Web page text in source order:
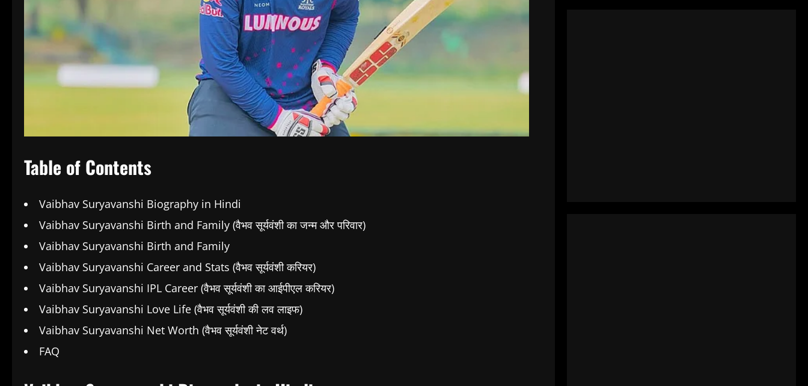
Table of Contents
Vaibhav Suryavanshi Biography in Hindi
Vaibhav Suryavanshi Birth and Family (वैभव सूर्यवंशी का जन्म और परिवार)
Vaibhav Suryavanshi Birth and Family
Vaibhav Suryavanshi Career and Stats (वैभव सूर्यवंशी करियर)
Vaibhav Suryavanshi IPL Career (वैभव सूर्यवंशी का आईपीएल करियर)
Vaibhav Suryavanshi Love Life (वैभव सूर्यवंशी की लव लाइफ)
Vaibhav Suryavanshi Net Worth (वैभव सूर्यवंशी नेट वर्थ)
FAQ